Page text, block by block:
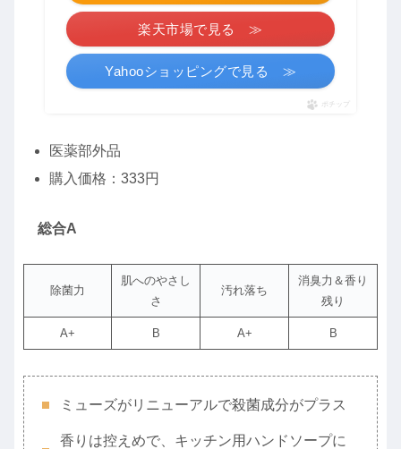
楽天市場で見る ≫
Yahooショッピングで見る ≫
ポチップ
医薬部外品
購入価格：333円
総合A
除菌力
肌へのやさし
さ
汚れ落ち
消臭力＆香り
残り
A+ B A+ B
ミューズがリニューアルで殺菌成分がプラス
香りは控えめで、キッチン用ハンドソープに